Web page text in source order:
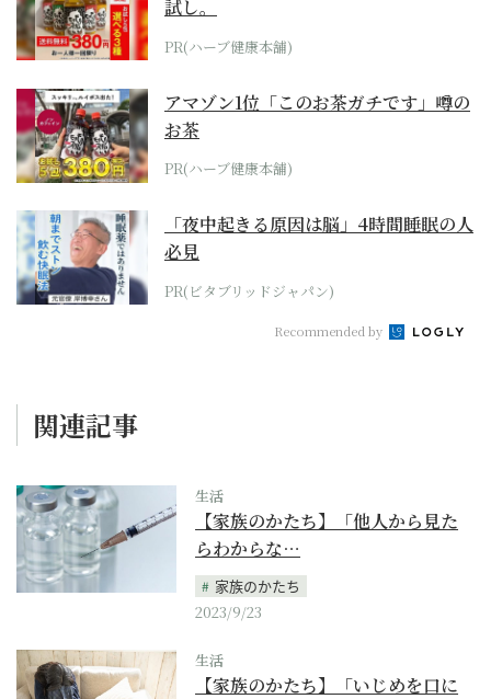
試し。
PR(ハーブ健康本舗)
アマゾン1位「このお茶ガチです」噂の
お茶
PR(ハーブ健康本舗)
「夜中起きる原因は脳」4時間睡眠の人
必見
PR(ビタブリッドジャパン)
Recommended by
関連記事
生活
【家族のかたち】「他人から見た
らわからな…
家族のかたち
2023/9/23
生活
【家族のかたち】「いじめを口に